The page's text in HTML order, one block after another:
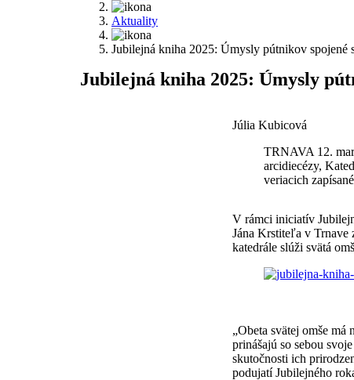
Aktuality
Jubilejná kniha 2025: Úmysly pútnikov spojené
Jubilejná kniha 2025: Úmysly
Júlia Kubicová
TRNAVA 12.
arcidiecézy,
veriacich
V rámci iniciatív
Jána Krstiteľa v Trnave
katedrále slúži svätá
„Obeta svätej omše
prinášajú so sebou
skutočnosti ich
podujatí Jubilejného